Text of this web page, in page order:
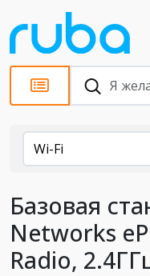
Каталог
Wi-Fi
Базовая
Networks
Radio,